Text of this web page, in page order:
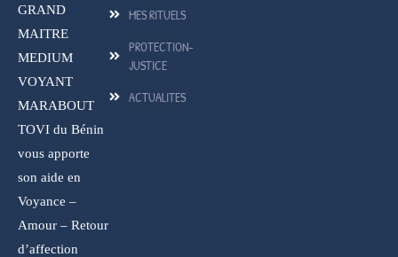
GRAND
MAITRE
MEDIUM
VOYANT
MARABOUT
TOVI du Bénin
vous apporte
son aide en
Voyance –
Amour – Retour
d’affection
MES RITUELS
PROTECTION-
JUSTICE
ACTUALITES